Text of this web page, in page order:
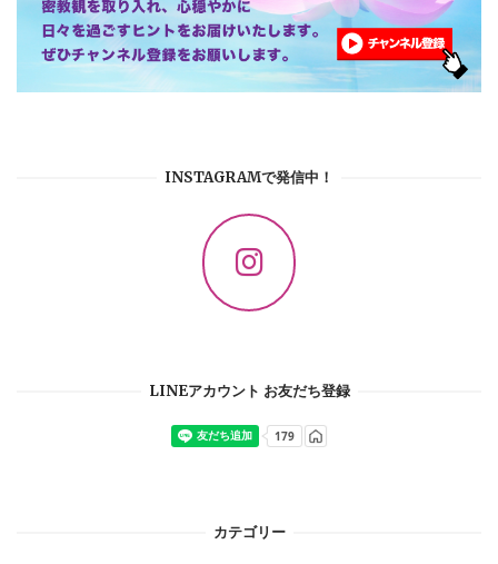
INSTAGRAMで発信中！
LINEアカウント お友だち登録
カテゴリー